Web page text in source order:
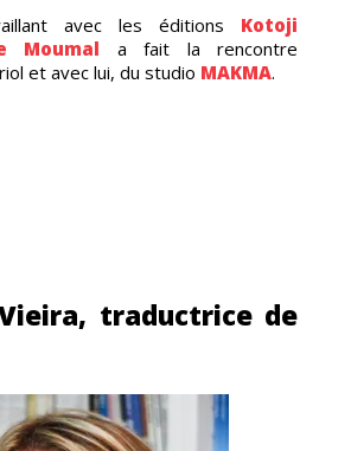
avec les éditions Kotoji
Moumal a fait la rencontre
et avec lui, du studio MAKMA.
traductrice de